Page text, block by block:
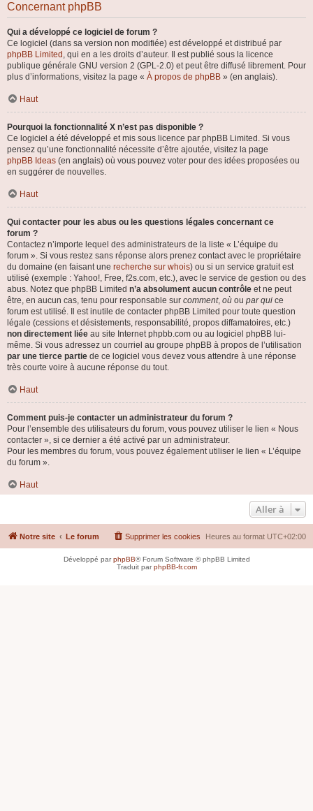
Concernant phpBB
Qui a développé ce logiciel de forum ?
Ce logiciel (dans sa version non modifiée) est développé et distribué par
phpBB Limited , qui en a les droits d’auteur. Il est publié sous la licence
publique générale GNU version 2 (GPL-2.0) et peut être diffusé librement. Pour
plus d’informations, visitez la page « À propos de phpBB » (en anglais).
Haut
Pourquoi la fonctionnalité X n’est pas disponible ?
Ce logiciel a été développé et mis sous licence par phpBB Limited. Si vous
pensez qu’une fonctionnalité nécessite d’être ajoutée, visitez la page
phpBB Ideas (en anglais) où vous pouvez voter pour des idées proposées ou
en suggérer de nouvelles.
Haut
Qui contacter pour les abus ou les questions légales concernant ce
forum ?
Contactez n’importe lequel des administrateurs de la liste « L’équipe du
forum ». Si vous restez sans réponse alors prenez contact avec le propriétaire
du domaine (en faisant une recherche sur whois) ou si un service gratuit est
utilisé (exemple : Yahoo!, Free, f2s.com, etc.), avec le service de gestion ou des
abus. Notez que phpBB Limited n’a absolument aucun contrôle et ne peut
être, en aucun cas, tenu pour responsable sur comment, où ou par qui ce
forum est utilisé. Il est inutile de contacter phpBB Limited pour toute question
légale (cessions et désistements, responsabilité, propos diffamatoires, etc.)
non directement liée au site Internet phpbb.com ou au logiciel phpBB lui-
même. Si vous adressez un courriel au groupe phpBB à propos de l’utilisation
par une tierce partie de ce logiciel vous devez vous attendre à une réponse
très courte voire à aucune réponse du tout.
Haut
Comment puis-je contacter un administrateur du forum ?
Pour l’ensemble des utilisateurs du forum, vous pouvez utiliser le lien « Nous
contacter », si ce dernier a été activé par un administrateur.
Pour les membres du forum, vous pouvez également utiliser le lien « L’équipe
du forum ».
Haut
Aller à
Notre site Le forum Heures au format UTC+02:00
Supprimer les cookies
Développé parphpBB® Forum Software © phpBB Limited
Traduit parphpBB-fr.com